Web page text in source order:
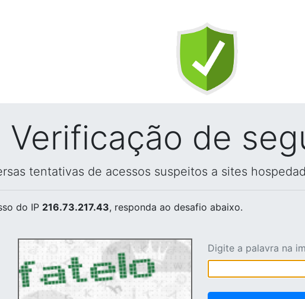
Verificação de
tentativas de acessos suspeitos a sites
do IP 216.73.217.43, responda ao desafio abaixo.
Digite a palavra na